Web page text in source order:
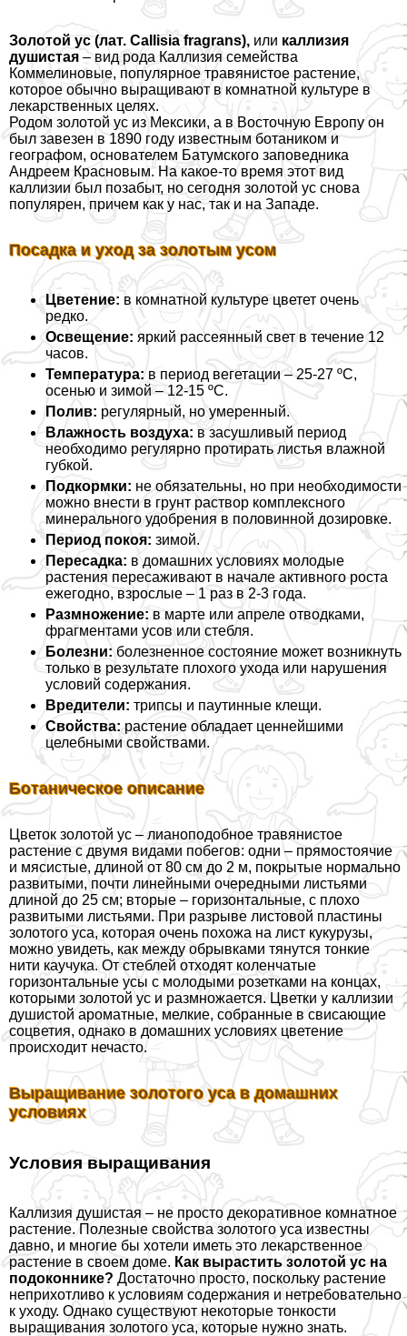
Золотой ус (лат. Callisia fragrans), или каллизия
душистая – вид рода Каллизия семейства
Коммелиновые, популярное травянистое растение,
которое обычно выращивают в комнатной культуре в
лекарственных целях.
Родом золотой ус из Мексики, а в Восточную Европу он
был завезен в 1890 году известным ботаником и
географом, основателем Батумского заповедника
Андреем Красновым. На какое-то время этот вид
каллизии был позабыт, но сегодня золотой ус снова
популярен, причем как у нас, так и на Западе.
Посадка и уход за золотым усом
Цветение: в комнатной культуре цветет очень
редко.
Освещение: яркий рассеянный свет в течение 12
часов.
Температура: в период вегетации – 25-27 ºC,
осенью и зимой – 12-15 ºC.
Полив: регулярный, но умеренный.
Влажность воздуха: в засушливый период
необходимо регулярно протирать листья влажной
губкой.
Подкормки: не обязательны, но при необходимости
можно внести в грунт раствор комплексного
минерального удобрения в половинной дозировке.
Период покоя: зимой.
Пересадка: в домашних условиях молодые
растения пересаживают в начале активного роста
ежегодно, взрослые – 1 раз в 2-3 года.
Размножение: в марте или апреле отводками,
фрагментами усов или стeбля.
Болезни:болезненное состояние может возникнуть
только в результате плохого ухода или нарушения
условий содержания.
Вредители: трипсы и паутинные клещи.
Свойства:растение обладает ценнейшими
целебными свойствами.
Ботаническое описание
Цветок золотой ус – лианоподобное травянистое
растение с двумя видами побегов: одни – прямостоячие
и мясистые, длиной от 80 см до 2 м, покрытые нормально
развитыми, почти линейными очередными листьями
длиной до 25 см; вторые – горизонтальные, с плохо
развитыми листьями. При разрыве листовой пластины
золотого уса, которая очень похожа на лист кукурузы,
можно увидеть, как между обрывками тянутся тонкие
нити каучука. От стeблей отходят коленчатые
горизонтальные усы с молодыми розетками на концах,
которыми золотой ус и размножается. Цветки у каллизии
душистой ароматные, мелкие, собранные в свисающие
соцветия, однако в домашних условиях цветение
происходит нечасто.
Выращивание золотого уса в домашних
условиях
Условия выращивания
Каллизия душистая – не просто декоративное комнатное
растение. Полезные свойства золотого уса известны
давно, и многие бы хотели иметь это лекарственное
растение в своем доме. Как вырастить золотой ус на
подоконнике? Достаточно просто, поскольку растение
неприхотливо к условиям содержания и нетребовательно
к уходу. Однако существуют некоторые тонкости
выращивания золотого уса, которые нужно знать.